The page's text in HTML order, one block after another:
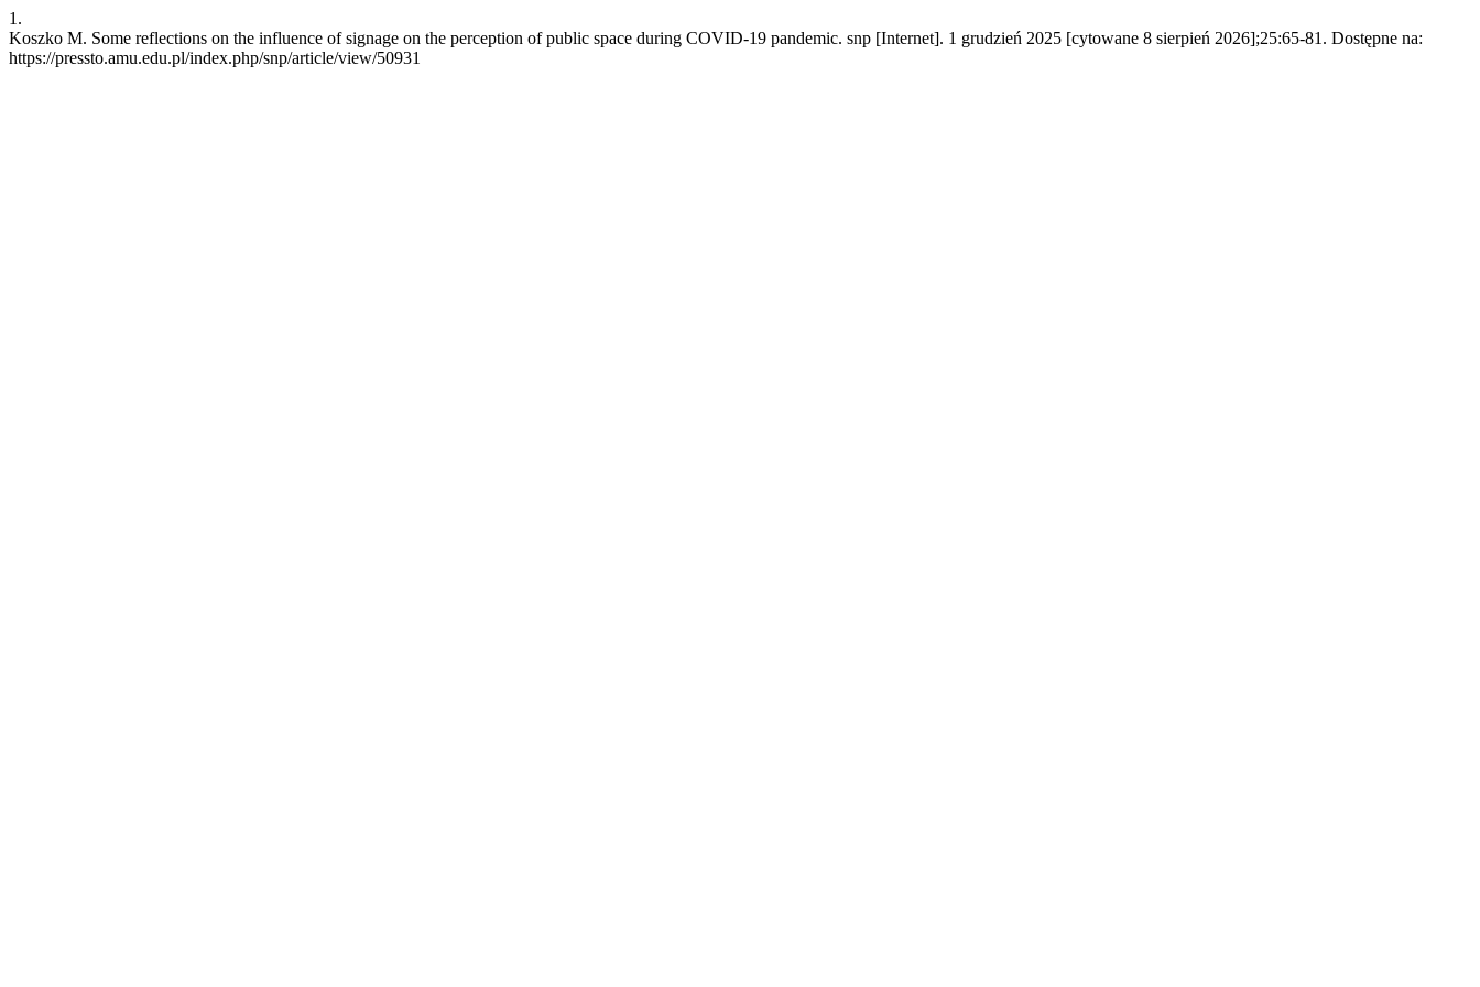
1.
Koszko M. Some reflections on the influence of signage on the perception of public space during COVID-19 pandemic. snp [Internet]. 1 grudzień 2025 [cytowane 8 sierpień 2026];25:65-81. Dostępne na:
https://pressto.amu.edu.pl/index.php/snp/article/view/50931